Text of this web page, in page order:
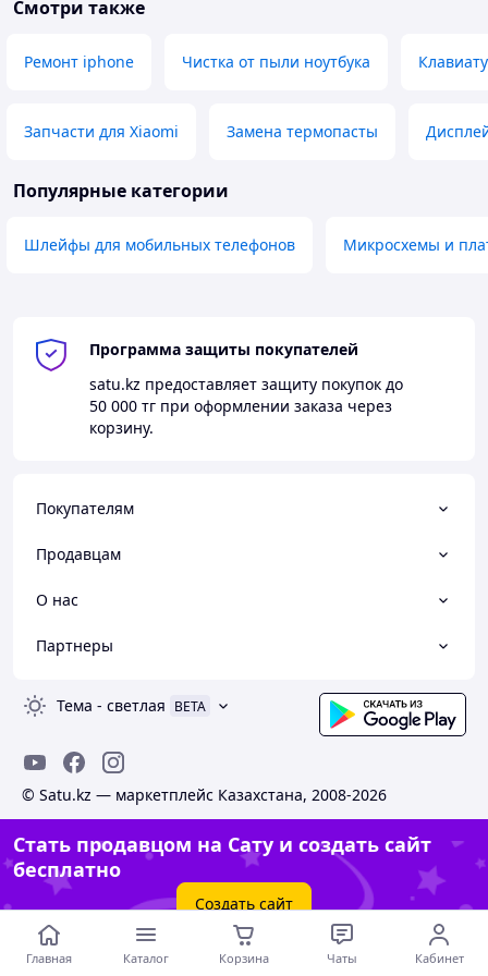
Смотри также
Ремонт iphone Чистка от пыли ноутбука
Запчасти для Xiaomi Замена термопасты
Популярные категории
Шлейфы для мобильных телефонов Микросхемы и
Программа защиты покупателей
satu.kz предоставляет защиту покупок до
50 000 тг при оформлении заказа через
корзину.
Покупателям
Продавцам
О нас
Партнеры
Тема - светлая BETA
© Satu.kz — маркетплейс Казахстана, 2008-2026
Стать продавцом на Сату и создать сайт
бесплатно
Создать сайт
Главная Каталог Корзина Чаты Кабинет